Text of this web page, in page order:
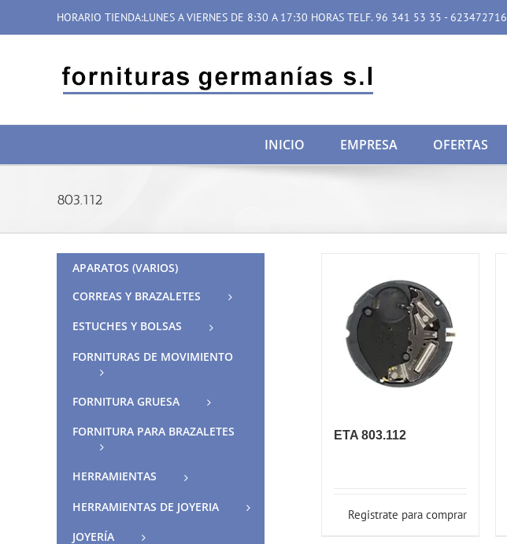
contenido
HORARIO TIENDA:LUNES A VIERNES DE 8:30 A 17:30 HORAS TELF. 96 341 53 35 - 623472716
INICIO EMPRESA OFERTAS
803.112
ETA 803.112
Registrate para comprar
APARATOS (VARIOS)
CORREAS Y BRAZALETES
ESTUCHES Y BOLSAS
FORNITURAS DE MOVIMIENTO
FORNITURA GRUESA
FORNITURA PARA BRAZALETES
HERRAMIENTAS
HERRAMIENTAS DE JOYERIA
JOYERÍA